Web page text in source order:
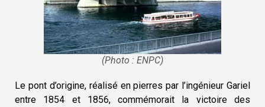
(Photo : ENPC)
Le pont d’origine, réalisé en pierres par l’ingénieur Gariel
entre 1854 et 1856, commémorait la victoire des